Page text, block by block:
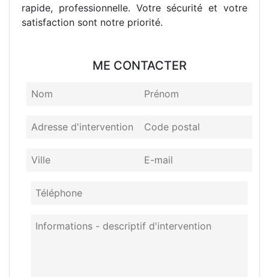
rapide, professionnelle. Votre sécurité et votre
satisfaction sont notre priorité.
ME CONTACTER